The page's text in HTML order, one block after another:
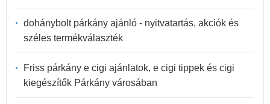
dohánybolt párkány ajánló - nyitvatartás, akciók és
széles termékválaszték
Friss párkány e cigi ajánlatok, e cigi tippek és cigi
kiegészítők Párkány városában